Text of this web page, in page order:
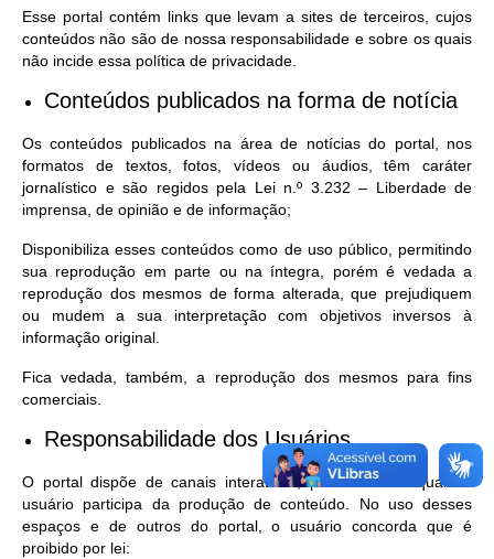
Esse portal contém links que levam a sites de terceiros, cujos
conteúdos não são de nossa responsabilidade e sobre os quais
não incide essa política de privacidade.
Conteúdos publicados na forma de notícia
Os conteúdos publicados na área de notícias do portal, nos
formatos de textos, fotos, vídeos ou áudios, têm caráter
jornalístico e são regidos pela Lei n.º 3.232 – Liberdade de
imprensa, de opinião e de informação;
Disponibiliza esses conteúdos como de uso público, permitindo
sua reprodução em parte ou na íntegra, porém é vedada a
reprodução dos mesmos de forma alterada, que prejudiquem
ou mudem a sua interpretação com objetivos inversos à
informação original.
Fica vedada, também, a reprodução dos mesmos para fins
comerciais.
Responsabilidade dos Usuários
O portal dispõe de canais interativos, por meio dos quais o
usuário participa da produção de conteúdo. No uso desses
espaços e de outros do portal, o usuário concorda que é
proibido por lei: